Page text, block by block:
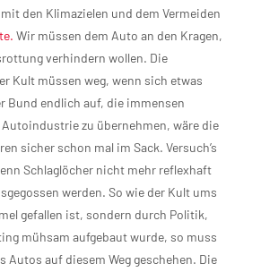
den Klimazielen und dem Vermeiden
Wir müssen dem Auto an den Kragen,
verhindern wollen. Die
Kult müssen weg, wenn sich etwas
Bund endlich auf, die immensen
zu übernehmen, wäre die
sicher schon mal im Sack. Versuch’s
Schlaglöcher nicht mehr reflexhaft
werden. So wie der Kult ums
gefallen ist, sondern durch Politik,
mühsam aufgebaut wurde, so muss
Autos auf diesem Weg geschehen. Die